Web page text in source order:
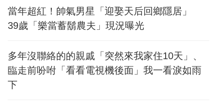
當年超紅！帥氣男星「迎娶天后回鄉隱居」
39歲「樂當蓄鬍農夫」現況曝光
多年沒聯絡的的親戚「突然來我家住10天」、
臨走前吩咐「看看電視機後面」我一看淚如雨
下